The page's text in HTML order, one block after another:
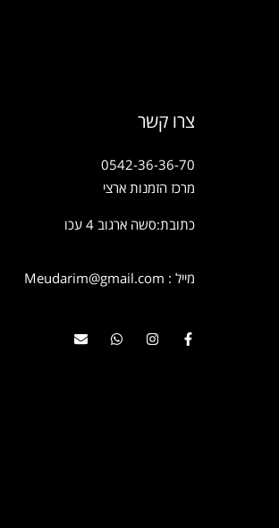
צרו קשר
0542-36-36-70
מרכז הזמנות ארצי
כתובת:סשה ארגוב 4 עכו
מייל : Meudarim@gmail.com